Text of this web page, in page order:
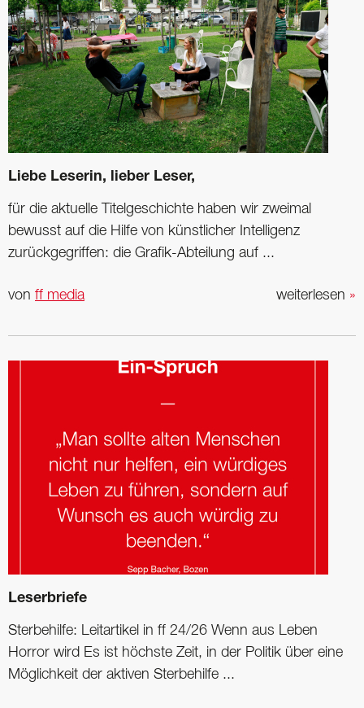
Liebe Leserin, lieber Leser,
für die aktuelle Titelgeschichte haben wir zweimal
bewusst auf die Hilfe von künstlicher Intelligenz
zurückgegriffen: die Grafik-Abteilung auf ...
weiterlesen »
von ff media
Leserbriefe
Sterbehilfe: Leitartikel in ff 24/26 Wenn aus Leben
Horror wird Es ist höchste Zeit, in der Politik über eine
Möglichkeit der aktiven Sterbehilfe ...